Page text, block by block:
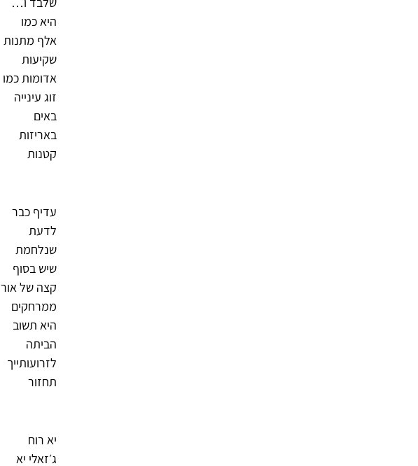
היא כמו
אלף מתנות
שקיעות
אדומות כמו
זוג עינייה
באים
באריזות
קטנות
עדיף כבר
לדעת
שנלחמת
שיש בסוף
קצה של אור
ממרחקים
היא תשוב
הביתה
לזרועותייך
תחזור
יא רוח
ג׳זאלי יא